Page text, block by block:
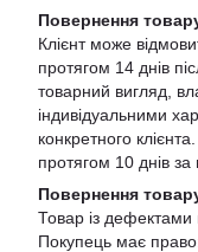
Повернення
Клієнт може
протягом 14 днів
товарний вигляд,
індивідуальними
конкретного
протягом 10 днів
Повернення
Товар із дефектами
Покупець має